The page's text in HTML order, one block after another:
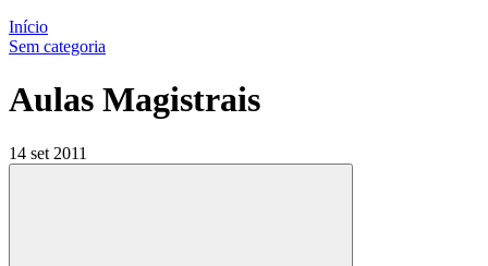
Início
Sem categoria
Aulas Magistrais
14 set 2011